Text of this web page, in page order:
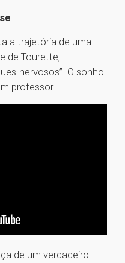
a trajetória de uma
de Tourette,
nervosos”. O sonho
professor.
de um verdadeiro